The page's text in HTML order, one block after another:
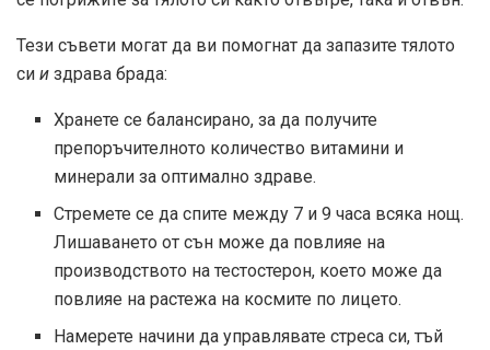
Тези съвети могат да ви помогнат да запазите тялото
си и здрава брада:
Хранете се балансирано, за да получите
препоръчителното количество витамини и
минерали за оптимално здраве.
Стремете се да спите между 7 и 9 часа всяка нощ.
Лишаването от сън може да повлияе на
производството на тестостерон, което може да
повлияе на растежа на космите по лицето.
Намерете начини да управлявате стреса си, тъй